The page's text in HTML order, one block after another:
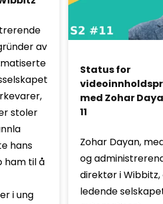
av
stoler
hans
ham til å
i ung
Status for
med Zohar
11
Zohar Dayan,
og
direktør i
ledende